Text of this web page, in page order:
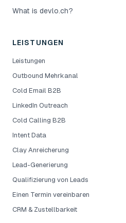
What is devlo.ch?
LEISTUNGEN
Leistungen
Outbound Mehrkanal
Cold Email B2B
LinkedIn Outreach
Cold Calling B2B
Intent Data
Clay Anreicherung
Lead-Generierung
Qualifizierung von Leads
Einen Termin vereinbaren
CRM & Zustellbarkeit